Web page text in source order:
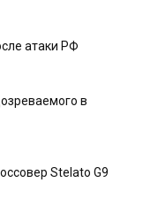
атаки РФ
в
Stelato G9